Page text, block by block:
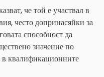
че той е участвал в
често допринасяйки за
способност да
значение по
квалификационните